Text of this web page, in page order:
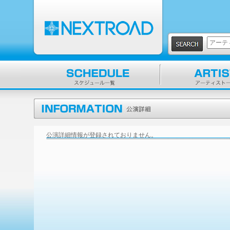
公演詳細情報が登録されておりません。